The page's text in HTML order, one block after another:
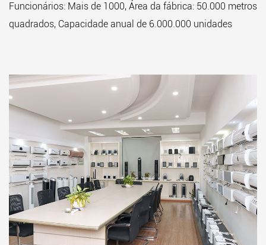
Funcionários: Mais de 1000, Área da fábrica: 50.000 metros
quadrados, Capacidade anual de 6.000.000 unidades